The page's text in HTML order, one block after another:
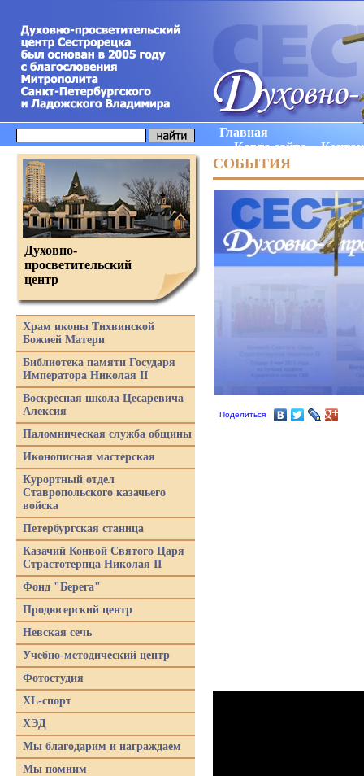
Главная
Карта сайта
СОБЫТИЯ
Поделиться
Духовно-
просветительский
центр
Храм иконы Тихвинской
Божией Матери
Библиотека памяти Государя
Императора Николая II
Воскресная школа Цесаревича
Алексия
Паломническая служба общины
Иконописная мастерская
Курортный отдел
Ставропольского казачьего
войска
Петербургская станица
Казачий Конвой Святого Царя
Страстотерпца Николая II
Фонд "Берега"
Продюсерский центр
Невская сечь
Учебно-методический центр
Фотостудия
XL-спорт
ХЭД
Мы благодарим и награждаем
Мы помним